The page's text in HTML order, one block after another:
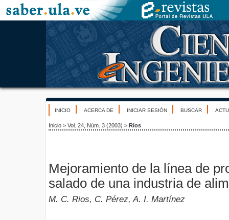
INICIO ACERCA DE INICIAR SESIÓN BUSCAR
Inicio > Vol. 24, Núm. 3 (2003) > Rios
Mejoramiento de la línea de
salado de una industria de
M. C. Rios, C. Pérez, A. I. Martínez